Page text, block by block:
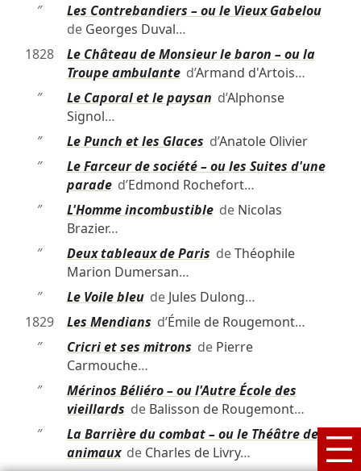
″
Les Contrebandiers – ou le Vieux Gabelou
de Georges Duval…
1828
Le Château de Monsieur le baron – ou la
Troupe ambulanted’Armand d'Artois…
″
Le Caporal et le paysan d’Alphonse
Signol…
″
Le Punch et les Glaces d’Anatole Olivier
″
Le Farceur de société – ou les Suites d'une
paraded’Edmond Rochefort…
″
L'Homme incombustiblede Nicolas
Brazier…
″
Deux tableaux de Paris deThéophile
Marion Dumersan…
″
Le Voile bleude Jules Dulong…
1829
Les Mendians d’Émile de Rougemont…
″
Cricri et ses mitrons de Pierre
Carmouche…
″
Mérinos Béliéro – ou l'Autre École des
vieillards de Balisson de Rougemont…
″
La Barrière du combat – ou le Théâtre des
animauxde Charles de Livry…